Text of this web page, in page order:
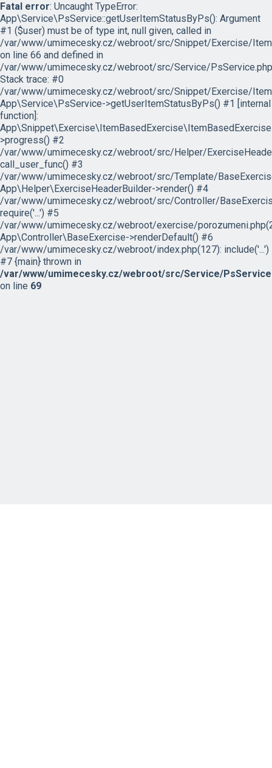
Fatal error: Uncaught TypeError:
App\Service\PsService::getUserItemStatusByPs(): Argument
#1 ($user) must be of type int, null given, called in
/var/www/umimecesky.cz/webroot/src/Snippet/Exercise/
on line 66 and defined in
/var/www/umimecesky.cz/webroot/src/Service/
Stack trace: #0
/var/www/umimecesky.cz/webroot/src/Snippet/Exercise/
App\Service\PsService->getUserItemStatusByPs() #1 [internal
function]:
>progress() #2
/var/www/umimecesky.cz/webroot/src/Helper/
call_user_func() #3
/var/www/umimecesky.cz/webroot/src/Template/
App\Helper\ExerciseHeaderBuilder->render() #4
/var/www/umimecesky.cz/webroot/src/Controller/
require('...') #5
/var/www/umimecesky.cz/webroot/exercise/
App\Controller\BaseExercise->renderDefault() #6
/var/www/umimecesky.cz/webroot/index.php(127): include('...')
#7 {main} thrown in
/var/www/umimecesky.cz/webroot/src/Service/
on line 69